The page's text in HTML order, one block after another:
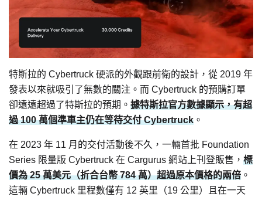
特斯拉的 Cybertruck 硬派的外觀跟前衛的設計，從 2019 年
發表以來就吸引了無數的關注。而 Cybertruck 的預購訂單
卻遠遠超過了特斯拉的預期。 據特斯拉官方數據顯示，有超
過 100 萬個準車主仍在等待交付 Cybertruck 。
在 2023 年 11 月的交付活動後不久，一輛首批 Foundation
Series 限量版 Cybertruck 在 Cargurus 網站上刊登販售， 標
價為 25 萬美元（折合台幣 784 萬）超過原本價格的兩倍 。
這輛 Cybertruck 里程數僅有 12 英里（19 公里）且在一天